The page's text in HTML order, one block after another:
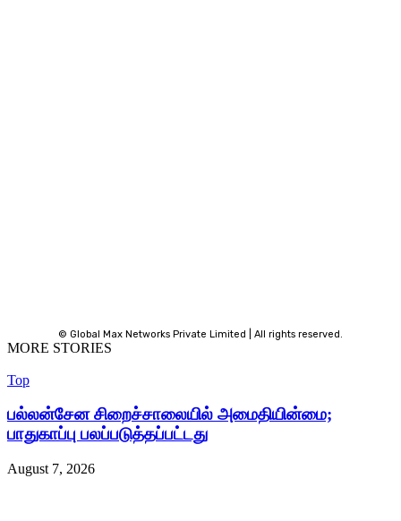
© Global Max Networks Private Limited | All rights reserved.
MORE STORIES
Top
பல்லன்சேன சிறைச்சாலையில் அமைதியின்மை;
பாதுகாப்பு பலப்படுத்தப்பட்டது
August 7, 2026